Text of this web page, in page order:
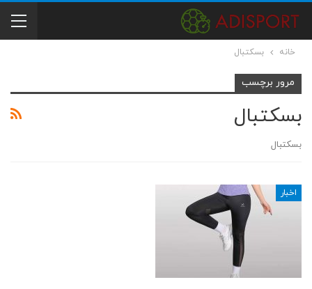
خانه بسکتبال
مرور برچسب
بسکتبال
بسکتبال
اخبار